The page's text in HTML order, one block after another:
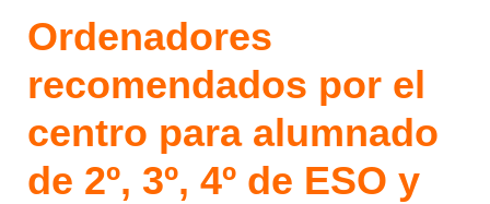
Ordenadores
recomendados por el
centro para alumnado
de 2º, 3º, 4º de ESO y